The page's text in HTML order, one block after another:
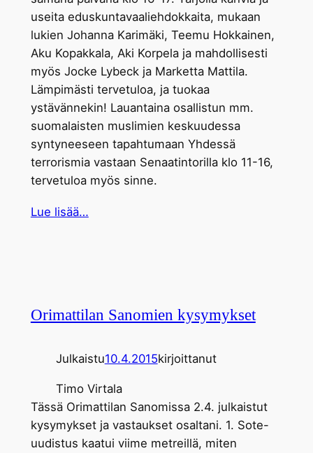
useita eduskuntavaaliehdokkaita, mukaan
lukien Johanna Karimäki, Teemu Hokkainen,
Aku Kopakkala, Aki Korpela ja mahdollisesti
myös Jocke Lybeck ja Marketta Mattila.
Lämpimästi tervetuloa, ja tuokaa
ystävännekin! Lauantaina osallistun mm.
suomalaisten muslimien keskuudessa
syntyneeseen tapahtumaan Yhdessä
terrorismia vastaan Senaatintorilla klo 11-16,
tervetuloa myös sinne.
Lue lisää…
Orimattilan Sanomien kysymykset
Julkaistu10.4.2015kirjoittanut
Timo Virtala
Tässä Orimattilan Sanomissa 2.4. julkaistut
kysymykset ja vastaukset osaltani. 1. Sote-
uudistus kaatui viime metreillä, miten